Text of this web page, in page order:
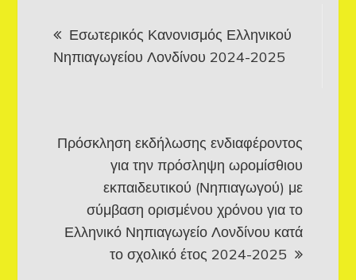
navigation
Εσωτερικός Κανονισμός Ελληνικού
Νηπιαγωγείου Λονδίνου 2024-2025
Πρόσκληση εκδήλωσης ενδιαφέροντος
για την πρόσληψη ωρομίσθιου
εκπαιδευτικού (Νηπιαγωγού) με
σύμβαση ορισμένου χρόνου για το
Ελληνικό Νηπιαγωγείο Λονδίνου κατά
το σχολικό έτος 2024-2025